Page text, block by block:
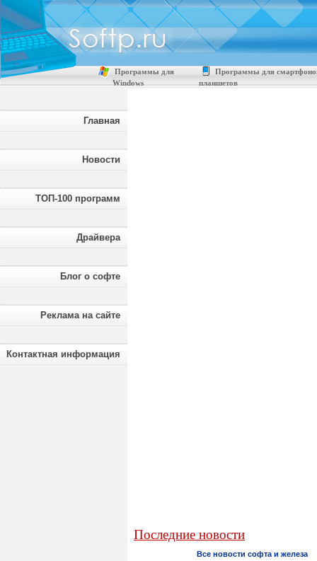
Программы для
Windows
Программы для
планшетов
Главная
Новости
ТОП-100 программ
Драйвера
Блог о софте
Реклама на сайте
Контактная информация
Последние новости
Все новости софта и железа